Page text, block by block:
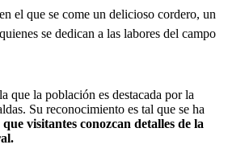
el que se come un delicioso cordero, un
se dedican a las labores del campo
que la población es destacada por la
Su reconocimiento es tal que se ha
visitantes conozcan detalles de la